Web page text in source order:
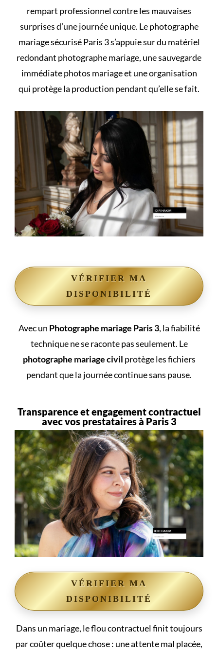
rempart professionnel contre les mauvaises
surprises d’une journée unique. Le photographe
mariage sécurisé Paris 3 s’appuie sur du matériel
redondant photographe mariage, une sauvegarde
immédiate photos mariage et une organisation
qui protège la production pendant qu’elle se fait.
VÉRIFIER MA
DISPONIBILITÉ
Avec un Photographe mariage Paris 3, la fiabilité
technique ne se raconte pas seulement. Le
photographe mariage civil protège les fichiers
pendant que la journée continue sans pause.
Transparence et engagement contractuel
avec vos prestataires à Paris 3
VÉRIFIER MA
DISPONIBILITÉ
Dans un mariage, le flou contractuel finit toujours
par coûter quelque chose : une attente mal placée,